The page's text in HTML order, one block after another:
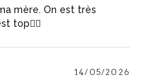
mère. On est très
top👌🏼
14/05/2026